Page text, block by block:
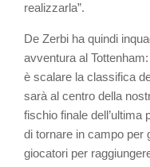
realizzarla”.
De Zerbi ha quindi
avventura al
è scalare la classifica
sarà al centro della
fischio finale dell’ultima
di tornare in campo per
giocatori per